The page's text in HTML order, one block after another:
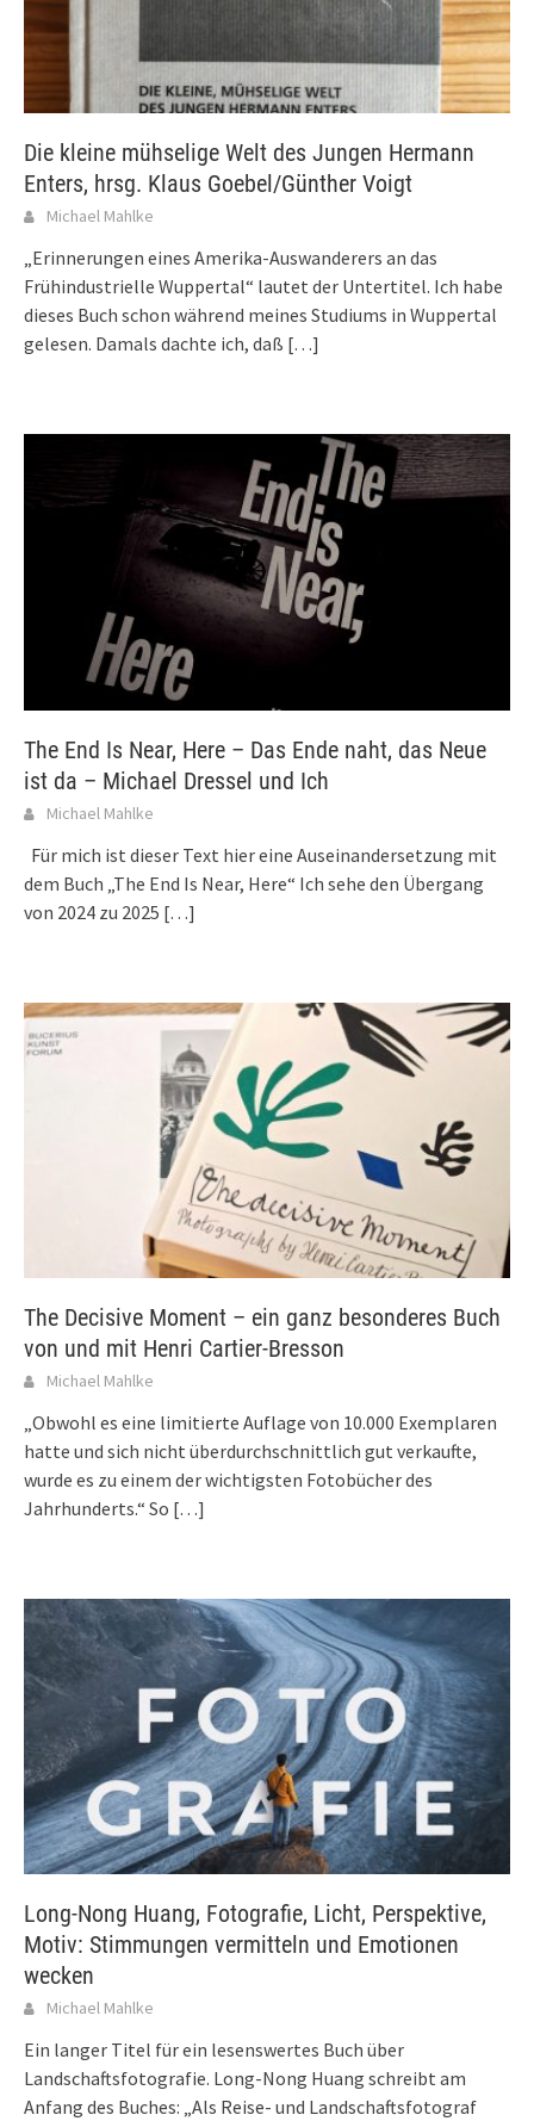
Die kleine mühselige Welt des Jungen Hermann
Enters, hrsg. Klaus Goebel/Günther Voigt
Michael Mahlke
„Erinnerungen eines Amerika-Auswanderers an das
Frühindustrielle Wuppertal“ lautet der Untertitel. Ich habe
dieses Buch schon während meines Studiums in Wuppertal
gelesen. Damals dachte ich, daß […]
The End Is Near, Here – Das Ende naht, das Neue
ist da – Michael Dressel und Ich
Michael Mahlke
Für mich ist dieser Text hier eine Auseinandersetzung mit
dem Buch „The End Is Near, Here“ Ich sehe den Übergang
von 2024 zu 2025 […]
The Decisive Moment – ein ganz besonderes Buch
von und mit Henri Cartier-Bresson
Michael Mahlke
„Obwohl es eine limitierte Auflage von 10.000 Exemplaren
hatte und sich nicht überdurchschnittlich gut verkaufte,
wurde es zu einem der wichtigsten Fotobücher des
Jahrhunderts.“ So […]
Long-Nong Huang, Fotografie, Licht, Perspektive,
Motiv: Stimmungen vermitteln und Emotionen
wecken
Michael Mahlke
Ein langer Titel für ein lesenswertes Buch über
Landschaftsfotografie. Long-Nong Huang schreibt am
Anfang des Buches: „Als Reise- und Landschaftsfotograf